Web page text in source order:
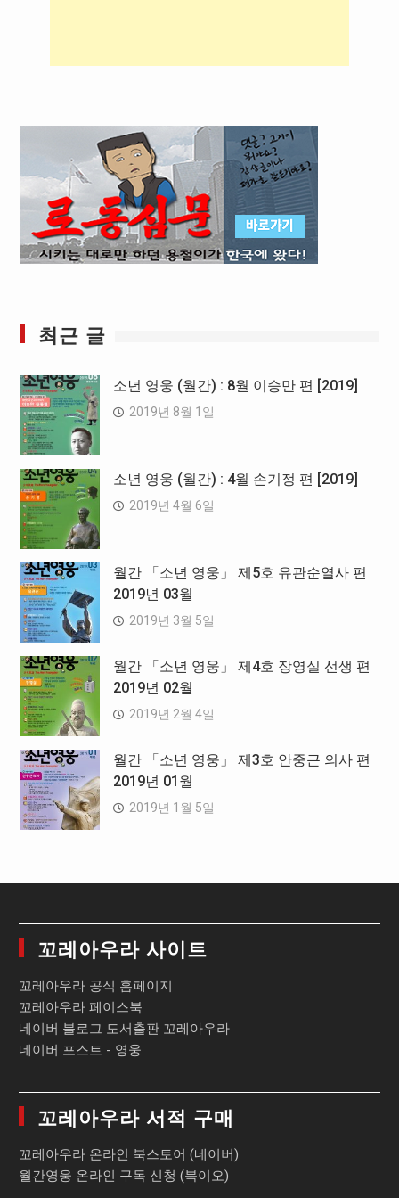
최근 글
소년 영웅 (월간) : 8월 이승만 편 [2019]
2019년 8월 1일
소년 영웅 (월간) : 4월 손기정 편 [2019]
2019년 4월 6일
월간 「소년 영웅」 제5호 유관순열사 편
2019년 03월
2019년 3월 5일
월간 「소년 영웅」 제4호 장영실 선생 편
2019년 02월
2019년 2월 4일
월간 「소년 영웅」 제3호 안중근 의사 편
2019년 01월
2019년 1월 5일
꼬레아우라 사이트
꼬레아우라 공식 홈페이지
꼬레아우라 페이스북
네이버 블로그 도서출판 꼬레아우라
네이버 포스트 - 영웅
꼬레아우라 서적 구매
꼬레아우라 온라인 북스토어 (네이버)
월간영웅 온라인 구독 신청 (북이오)